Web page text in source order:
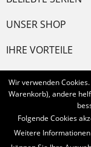
UNSER SHOP
IHRE VORTEILE
INFORMIERT
* Alle Preise
Wir verwenden
Warenkorb), andere
Folgende Cookies
Weitere